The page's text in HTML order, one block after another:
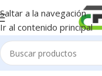
Saltar a la navegación
Ir al contenido principal
Inicio/Electrónica/Drones